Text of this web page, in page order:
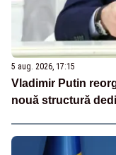
5 aug. 2026, 17:15
Vladimir Putin
nouă structură